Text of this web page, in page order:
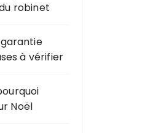
robinet
à vérifier
Noël